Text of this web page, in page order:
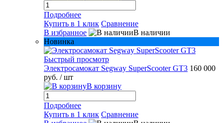
Подробнее
Купить в 1 клик Сравнение
В избранное
В наличии
Новинка
Быстрый просмотр
Электросамокат Segway SuperScooter GT3 160 000
руб. / шт
В корзину
Подробнее
Купить в 1 клик Сравнение